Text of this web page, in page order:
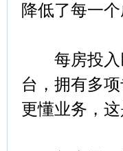
降低了每一
每房投入巨
台，拥有多
更懂业务，